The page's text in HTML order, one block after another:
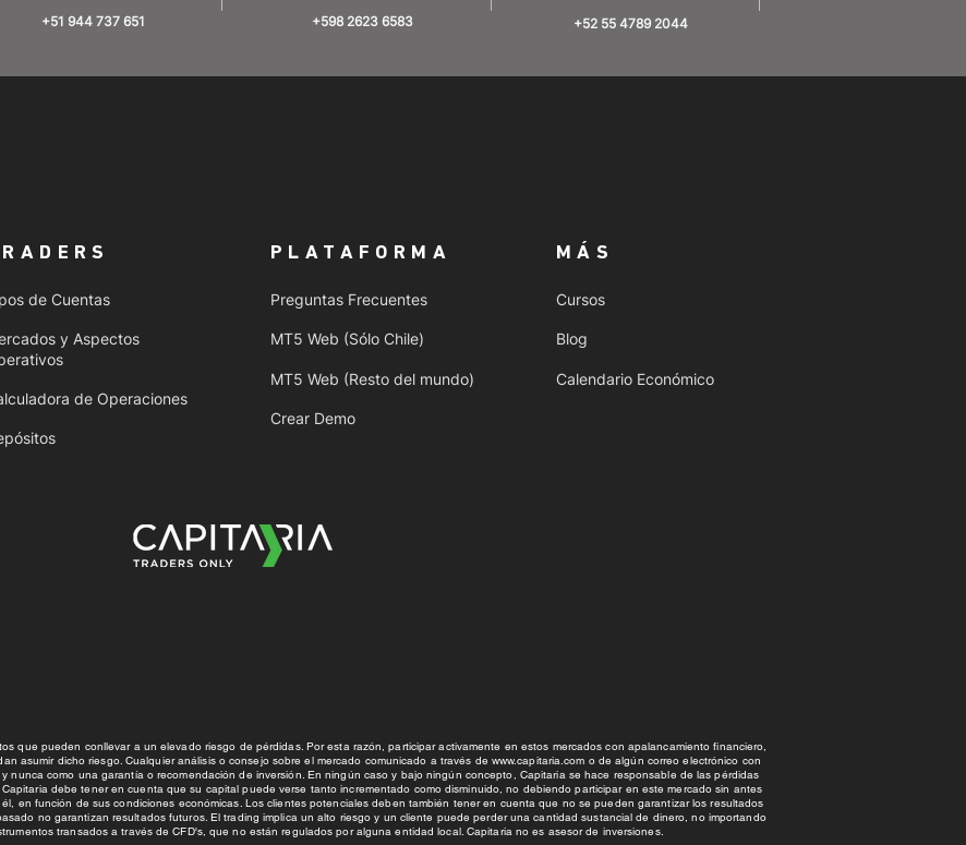
+51 944 737 651 +598 2623 6583 +52 55 4789 2044
de Cuentas
y Aspectos
de Operaciones
PLATAFORMA
Preguntas Frecuentes
MT5 Web (Sólo Chile)
MT5 Web (Resto del mundo)
MÁS
Cursos
Blog
Calendario Económico
Crear Demo
que pueden conllevar a un elevado riesgo de pérdidas. Por esta razón, participar activamente en estos mercados con apalancamiento financiero,
asumir dicho riesgo. Cualquier análisis o consejo sobre el mercado comunicado a través de www.capitaria.com o de algún correo electrónico con
nunca como una garantía o recomendación de inversión. En ningún caso y bajo ningún concepto, Capitaria se hace responsable de las pérdidas
debe tener en cuenta que su capital puede verse tanto incrementado como disminuido, no debiendo participar en este mercado sin antes
en función de sus condiciones económicas. Los clientes potenciales deben también tener en cuenta que no se pueden garantizar los resultados
no garantizan resultados futuros. El trading implica un alto riesgo y un cliente puede perder una cantidad sustancial de dinero, no importando
transados a través de CFD's, que no están regulados por alguna entidad local. Capitaria no es asesor de inversiones.